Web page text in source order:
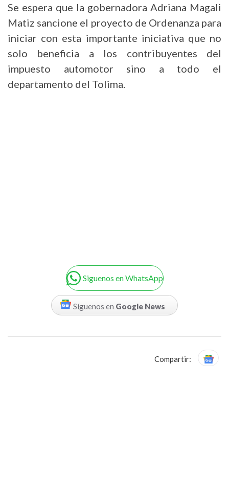
Se espera que la gobernadora Adriana Magali
Matiz sancione el proyecto de Ordenanza para
iniciar con esta importante iniciativa que no
solo beneficia a los contribuyentes del
impuesto automotor sino a todo el
departamento del Tolima.
Siguenos en WhatsApp
Síguenos en Google News
Compartir: